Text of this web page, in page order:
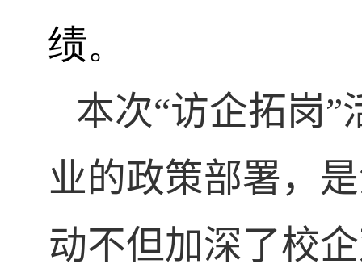
绩。
本次“访企拓岗
业的政策部署，
动不但加深了校